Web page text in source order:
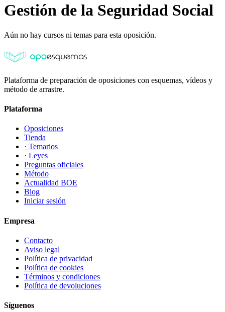
Gestión de la Seguridad Social
Aún no hay cursos ni temas para esta oposición.
Plataforma de preparación de oposiciones con esquemas, vídeos y
método de arrastre.
Plataforma
Oposiciones
Tienda
· Temarios
· Leyes
Preguntas oficiales
Método
Actualidad BOE
Blog
Iniciar sesión
Empresa
Contacto
Aviso legal
Política de privacidad
Política de cookies
Términos y condiciones
Política de devoluciones
Síguenos